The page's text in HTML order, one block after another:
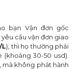
bạn Vận đơn gốc
cầu vận đơn giao
L), thì họ thường phải
30-50 usd).
mà không phát hành